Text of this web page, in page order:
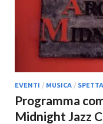
EVENTI / MUSICA /
Programma
Midnight Jazz